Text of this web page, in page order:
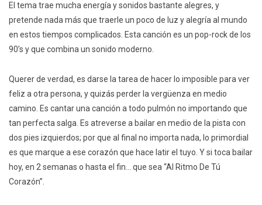
El tema trae mucha energía y sonidos bastante alegres, y
pretende nada más que traerle un poco de luz y alegría al mundo
en estos tiempos complicados. Esta canción es un pop-rock de los
90’s y que combina un sonido moderno.
Querer de verdad, es darse la tarea de hacer lo imposible para ver
feliz a otra persona, y quizás perder la vergüenza en medio
camino. Es cantar una canción a todo pulmón no importando que
tan perfecta salga. Es atreverse a bailar en medio de la pista con
dos pies izquierdos; por que al final no importa nada, lo primordial
es que marque a ese corazón que hace latir el tuyo. Y si toca bailar
hoy, en 2 semanas o hasta el fin… que sea “Al Ritmo De Tú
Corazón”.